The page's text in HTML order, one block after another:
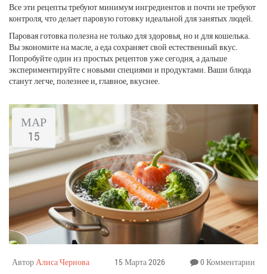
Все эти рецепты требуют минимум ингредиентов и почти не требуют
контроля, что делает паровую готовку идеальной для занятых людей.
Паровая готовка полезна не только для здоровья, но и для кошелька.
Вы экономите на масле, а еда сохраняет свой естественный вкус.
Попробуйте один из простых рецептов уже сегодня, а дальше
экспериментируйте с новыми специями и продуктами. Ваши блюда
станут легче, полезнее и, главное, вкуснее.
МАР
15
АвторАлиса Чернова 15 Марта 2026 0 Комментарии